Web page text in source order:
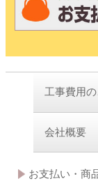
工事費用
会社概要
お支払い・商